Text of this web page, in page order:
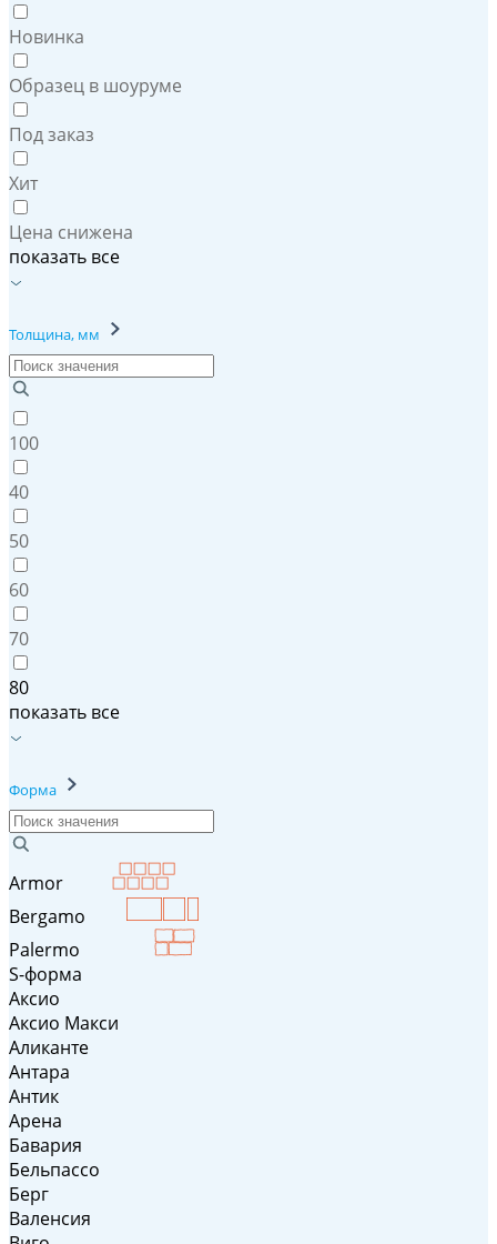
Новинка
Образец в шоуруме
Под заказ
Хит
Цена снижена
показать все
Толщина, мм
100
40
50
60
70
80
показать все
Форма
Armor
Bergamo
Palermo
S-форма
Аксио
Аксио Макси
Аликанте
Антара
Антик
Арена
Бавария
Бельпассо
Берг
Валенсия